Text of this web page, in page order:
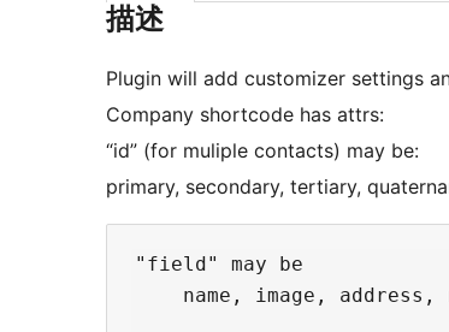
描述
Plugin will add customizer settings
Company shortcode has attrs:
“id” (for muliple contacts) may be:
primary, secondary, tertiary,
"field" may be
name, image, address,